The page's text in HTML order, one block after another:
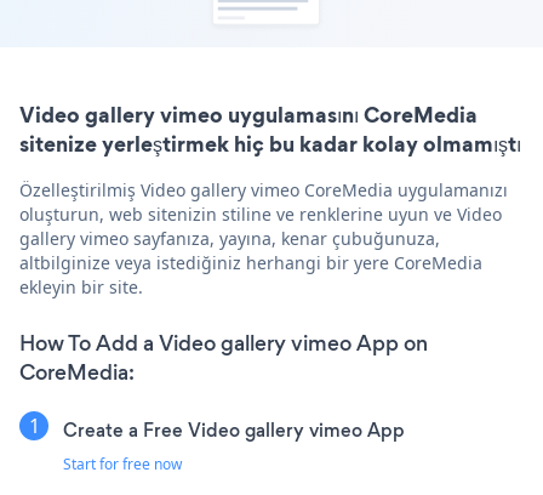
Video gallery vimeo uygulamasını CoreMedia
sitenize yerleştirmek hiç bu kadar kolay olmamıştı
Özelleştirilmiş Video gallery vimeo CoreMedia uygulamanızı
oluşturun, web sitenizin stiline ve renklerine uyun ve Video
gallery vimeo sayfanıza, yayına, kenar çubuğunuza,
altbilginize veya istediğiniz herhangi bir yere CoreMedia
ekleyin bir site.
How To Add a Video gallery vimeo App on
CoreMedia:
Create a Free Video gallery vimeo App
Start for free now